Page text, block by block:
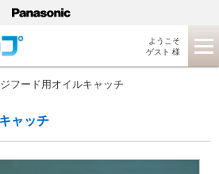
ようこそ
ゲスト 様
フード用オイルキャッチ
ャッチ